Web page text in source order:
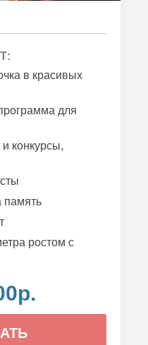
в красивых
для
конкурсы,
память
ростом с